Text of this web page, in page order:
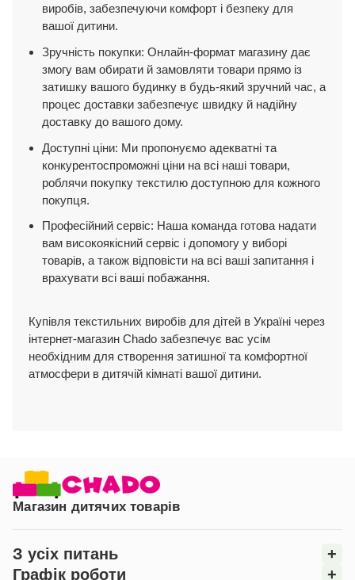
виробів, забезпечуючи комфорт і безпеку для
вашої дитини.
Зручність покупки: Онлайн-формат магазину дає
змогу вам обирати й замовляти товари прямо із
затишку вашого будинку в будь-який зручний час, а
процес доставки забезпечує швидку й надійну
доставку до вашого дому.
Доступні ціни: Ми пропонуємо адекватні та
конкурентоспроможні ціни на всі наші товари,
роблячи покупку текстилю доступною для кожного
покупця.
Професійний сервіс: Наша команда готова надати
вам високоякісний сервіс і допомогу у виборі
товарів, а також відповісти на всі ваші запитання і
врахувати всі ваші побажання.
Купівля текстильних виробів для дітей в Україні через
інтернет-магазин Chado забезпечує вас усім
необхідним для створення затишної та комфортної
атмосфери в дитячій кімнаті вашої дитини.
Магазин дитячих товарів
З усіх питань
+
Графік роботи
+